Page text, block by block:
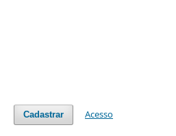
Cadastrar Acesso